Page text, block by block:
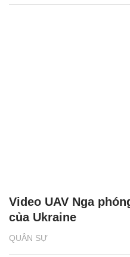
QUÂN SỰ
Video UAV Nga
của Ukraine